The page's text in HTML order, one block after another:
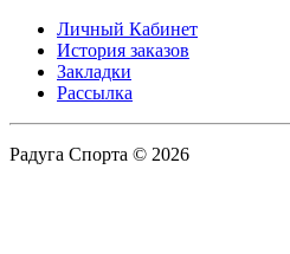
Личный Кабинет
История заказов
Закладки
Рассылка
Радуга Спорта © 2026